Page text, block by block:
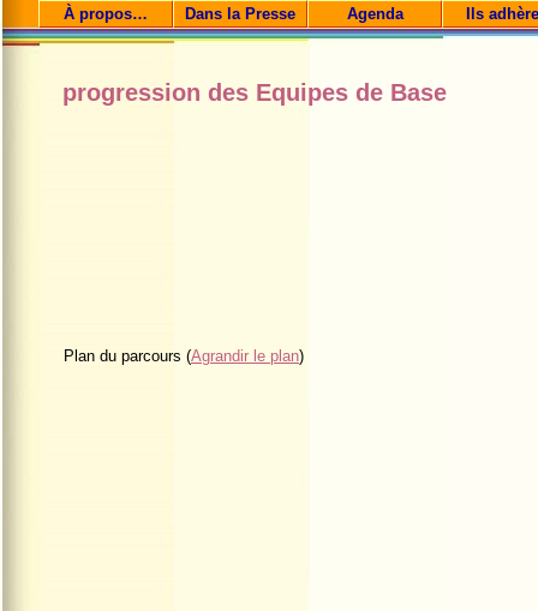
À propos… Dans la Presse Agenda Ils
progression des Equipes de Base
Plan du parcours (Agrandir le plan)